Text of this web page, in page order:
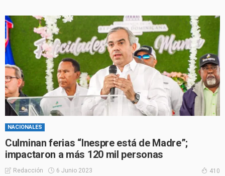
NACIONALES
Culminan ferias “Inespre está de Madre”;
impactaron a más 120 mil personas
Redacción 6 Junio 2023 410